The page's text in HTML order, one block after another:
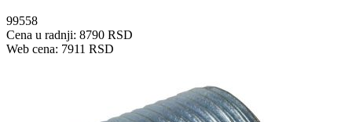
99558
Cena u radnji: 8790 RSD
Web cena: 7911 RSD